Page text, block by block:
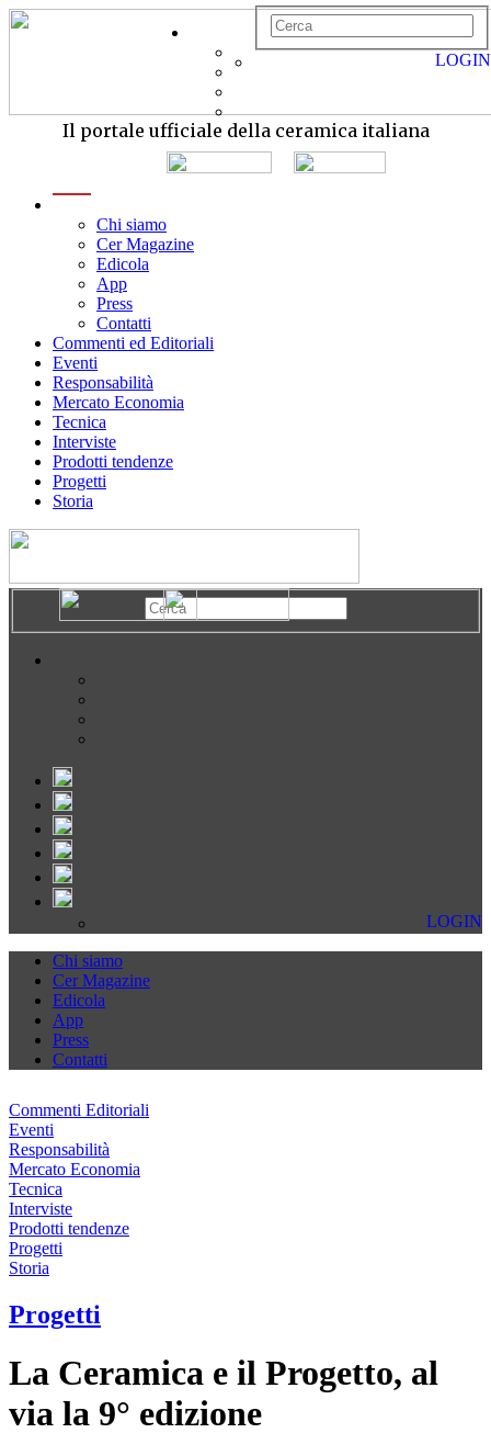
Il portale ufficiale della ceramica italiana
Chi siamo
Cer Magazine
Edicola
App
Press
Contatti
Commenti ed Editoriali
Eventi
Responsabilità
Mercato Economia
Tecnica
Interviste
Prodotti tendenze
Progetti
Storia
LOGIN
LOGIN
Chi siamo
Cer Magazine
Edicola
App
Press
Contatti
Commenti Editoriali
Eventi
Responsabilità
Mercato Economia
Tecnica
Interviste
Prodotti tendenze
Progetti
Storia
Progetti
La Ceramica e il Progetto, al
via la 9° edizione